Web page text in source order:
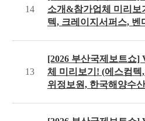
14
소개&참가업체 미리보
텍, 크레이지서퍼스,
13
[2026 부산국제보트쇼]
체 미리보기! (에스컴텍
위정보원, 한국해양수